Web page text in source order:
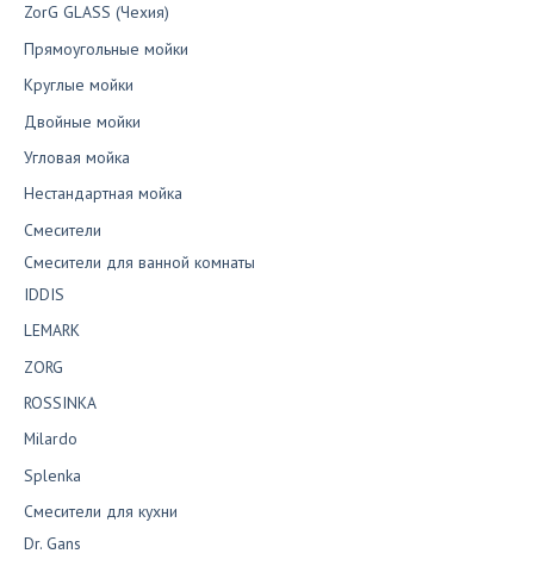
ZorG GLASS (Чехия)
Прямоугольные мойки
Круглые мойки
Двойные мойки
Угловая мойка
Нестандартная мойка
Смесители
Смесители для ванной комнаты
IDDIS
LEMARK
ZORG
ROSSINKA
Milardo
Splenka
Смесители для кухни
Dr. Gans